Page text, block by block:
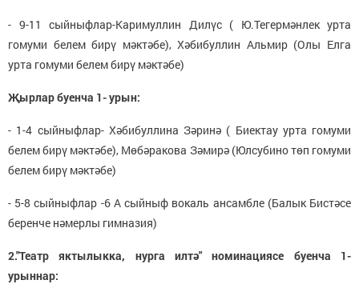
- 9-11 сыйныфлар-Каримуллин Дилүс ( Ю.Тегермәнлек урта
гомуми белем бирү мәктәбе), Хәбибуллин Альмир (Олы Елга
урта гомуми белем бирү мәктәбе)
Җырлар буенча 1- урын:
- 1-4 сыйныфлар- Хәбибуллина Зәринә ( Биектау урта гомуми
белем бирү мәктәбе), Мөбәракова Зәмирә (Юлсубино төп гомуми
белем бирү мәктәбе)
- 5-8 сыйныфлар -6 А сыйныф вокаль ансамбле (Балык Бистәсе
беренче нәмерлы гимназия)
2."Театр яктылыкка, нурга илтә" номинациясе буенча 1-
урыннар: